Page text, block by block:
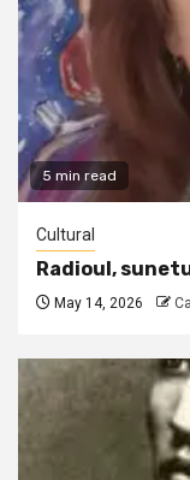
5 min read
Cultural
Radioul,
May 14, 2026